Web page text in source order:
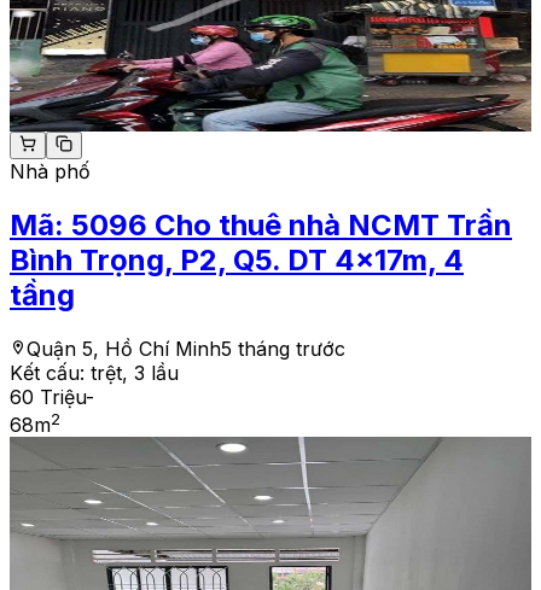
Nhà phố
Mã: 5096 Cho thuê nhà NCMT Trần
Bình Trọng, P2, Q5. DT 4x17m, 4
tầng
Quận 5, Hồ Chí Minh5 tháng trước
Kết cấu: trệt, 3 lầu
60 Triệu-
68m2